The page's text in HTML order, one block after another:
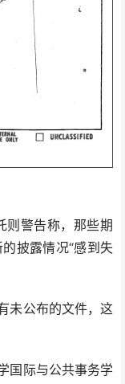
警告称，那些期
披露情况“感到失
公布的文件，这
际与公共事务学